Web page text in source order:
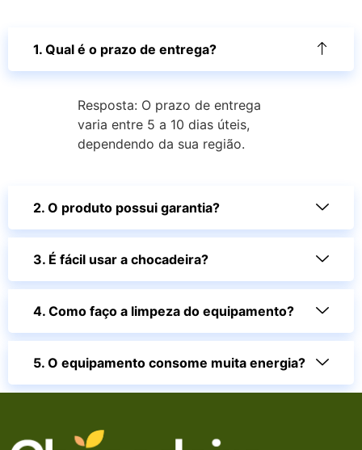
1. Qual é o prazo de entrega?
Resposta: O prazo de entrega
varia entre 5 a 10 dias úteis,
dependendo da sua região.
2. O produto possui garantia?
3. É fácil usar a chocadeira?
4. Como faço a limpeza do equipamento?
5. O equipamento consome muita energia?